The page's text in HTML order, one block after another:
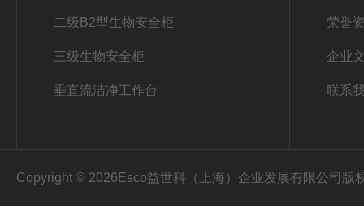
二级B2型生物安全柜
三级生物安全柜
垂直流洁净工作台
荣誉
企业
联系
Copyright © 2026Esco益世科（上海）企业发展有限公司